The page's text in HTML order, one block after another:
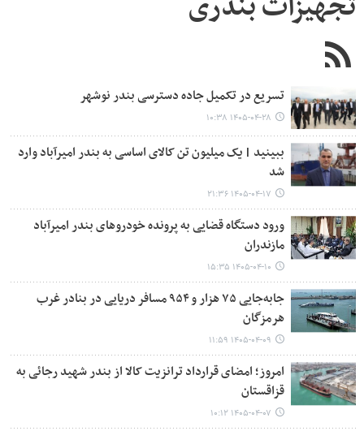
تسریع در تکمیل جاده دسترسی بندر نوشهر
۱۴۰۵-۰۴-۲۸ ۱۰:۳۸
ببینید | یک میلیون تن کالای اساسی به بندر امیرآباد وارد
شد
۱۴۰۵-۰۴-۱۷ ۲۱:۳۶
ورود دستگاه قضایی به پرونده خودروهای بندر امیرآباد
مازندران
۱۴۰۵-۰۴-۱۰ ۱۵:۳۵
جابه‌جایی ۷۵ هزار و ۹۵۴ مسافر دریایی در بنادر غرب
هرمزگان
۱۴۰۵-۰۴-۰۹ ۱۱:۵۹
امروز؛ امضای قرارداد ترانزیت کالا از بندر شهید رجائی به
قزاقستان
۱۴۰۵-۰۴-۰۷ ۱۰:۱۲